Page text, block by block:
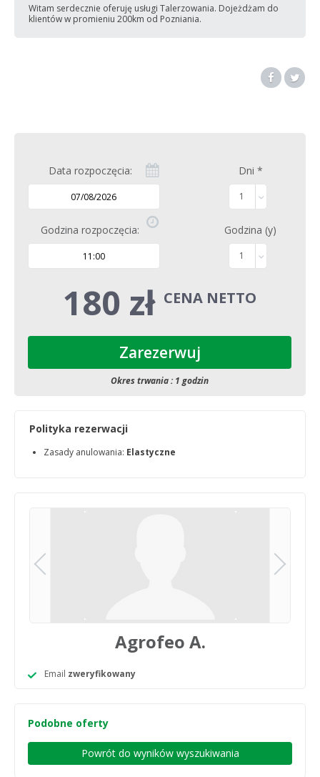
Zasady
Witam serdecznie oferuję usługi Talerzowania. Dojeżdżam do
klientów w promieniu 200km od Pozniania.
Data rozpoczęcia: Dni *
1
Godzina rozpoczęcia: Godzina (y)
1
180 zł CENA NETTO
Zarezerwuj
Okres trwania : 1 godzin
Polityka rezerwacji
Zasady anulowania: Elastyczne
Agrofeo A.
Email zweryfikowany
Podobne oferty
Powrót do wyników wyszukiwania